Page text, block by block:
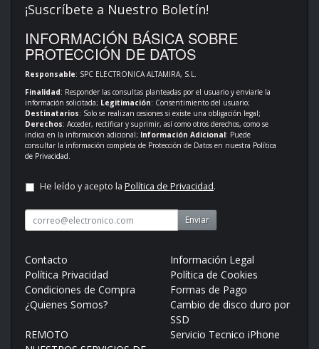
¡Suscríbete a Nuestro Boletín!
INFORMACIÓN BÁSICA SOBRE
PROTECCIÓN DE DATOS
Responsable: SPC ELECTRONICA ALTAMIRA, S.L.
Finalidad: Responder las consultas planteadas por el usuario y enviarle la
información solicitada; Legitimación: Consentimiento del usuario;
Destinatarios: Solo se realizan cesiones si existe una obligación legal;
Derechos: Acceder, rectificar y suprimir, así como otros derechos, como se
indica en la información adicional; Información Adicional: Puede
consultar la información completa de Protección de Datos en nuestra Política
de Privacidad.
He leído y acepto la Política de Privacidad.
Enviar
Contacto
Información Legal
Política Privacidad
Política de Cookies
Condiciones de Compra
Formas de Pago
¿Quienes Somos?
Cambio de disco duro por
SSD
REMOTO
Servicio Tecnico iPhone